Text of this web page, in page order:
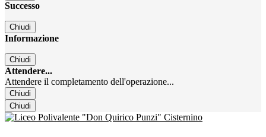
Successo
Chiudi
Informazione
Chiudi
Attendere...
Attendere il completamento dell'operazione...
Chiudi
Chiudi